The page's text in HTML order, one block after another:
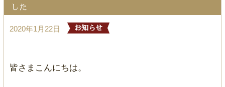
した
2020年1月22日 お知らせ
皆さまこんにちは。